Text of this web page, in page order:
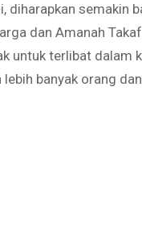
diharapkan semakin
dan Amanah
untuk terlibat
banyak orang